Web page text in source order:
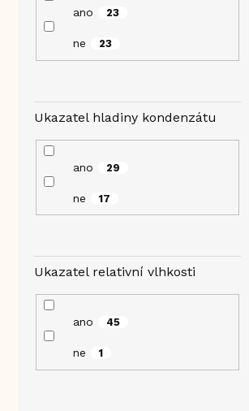
ano 23
ne 23
Ukazatel hladiny kondenzátu
ano 29
ne 17
Ukazatel relativní vlhkosti
ano 45
ne 1